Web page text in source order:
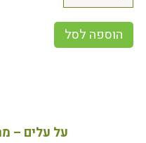
הוספה לסל
על עלים –